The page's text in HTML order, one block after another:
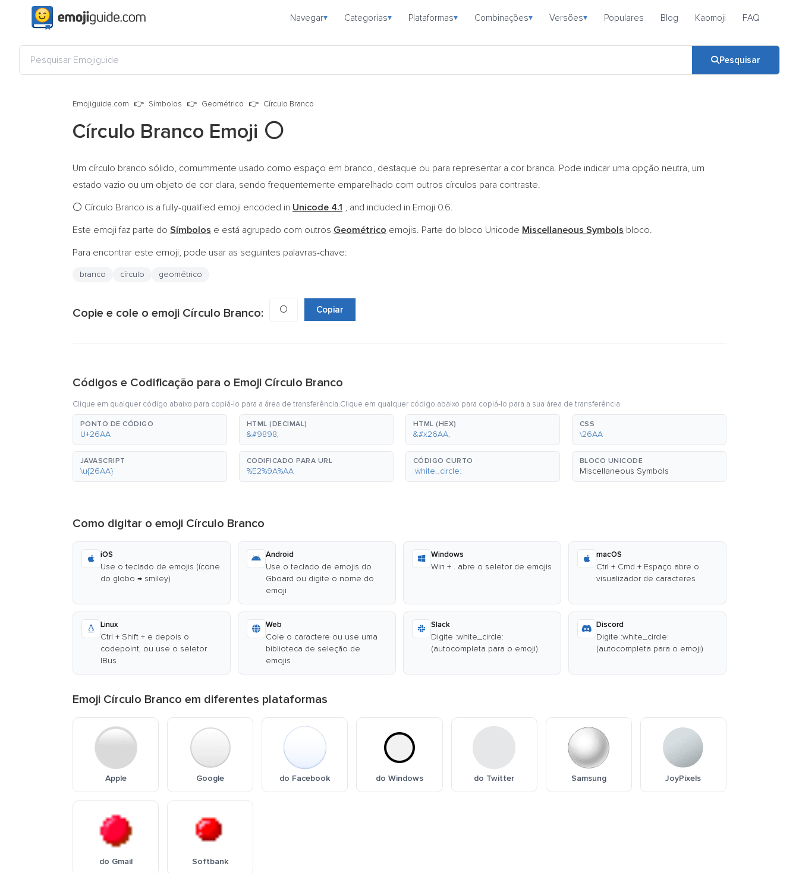
Navegar▾ Categorias▾ Plataformas▾ Combinações▾ Versões▾ Populares Blog Kaomoji FAQ
Pesquisar
Emojiguide.com Símbolos Geométrico Círculo Branco
Círculo Branco Emoji ⚪
Um círculo branco sólido, comummente usado como espaço em branco, destaque ou para representar a cor branca. Pode indicar uma opção neutra, um
estado vazio ou um objeto de cor clara, sendo frequentemente emparelhado com outros círculos para contraste.
⚪ Círculo Branco is a fully-qualified emoji encoded in Unicode 4.1 , and included in Emoji 0.6.
Este emoji faz parte do Símbolos e está agrupado com outros Geométrico emojis. Parte do bloco Unicode Miscellaneous Symbols bloco.
Para encontrar este emoji, pode usar as seguintes palavras-chave:
branco círculo geométrico
Copie e cole o emoji Círculo Branco: ⚪ Copiar
Códigos e Codificação para o Emoji Círculo Branco
Clique em qualquer código abaixo para copiá-lo para a área de transferência.Clique em qualquer código abaixo para copiá-lo para a sua área de transferência.
PONTO DE CÓDIGO
U+26AA
HTML (DECIMAL)
&#9898;
HTML (HEX)
&#x26AA;
CSS
\26AA
JAVASCRIPT
\u{26AA}
CODIFICADO PARA URL
%E2%9A%AA
CÓDIGO CURTO
:white_circle:
BLOCO UNICODE
Miscellaneous Symbols
Como digitar o emoji Círculo Branco
iOS
Use o teclado de emojis (ícone
do globo → smiley)
Android
Use o teclado de emojis do
Gboard ou digite o nome do
emoji
Windows
Win + . abre o seletor de emojis
macOS
Ctrl + Cmd + Espaço abre o
visualizador de caracteres
Linux
Ctrl + Shift + e depois o
codepoint, ou use o seletor
IBus
Web
Cole o caractere ou use uma
biblioteca de seleção de
emojis
Slack
Digite :white_circle:
(autocompleta para o emoji)
Discord
Digite :white_circle:
(autocompleta para o emoji)
Emoji Círculo Branco em diferentes plataformas
Apple Google do Facebook do Windows do Twitter Samsung JoyPixels
do Gmail Softbank